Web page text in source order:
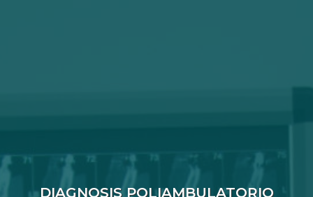
DIAGNOSIS POLIAMBULATORIO